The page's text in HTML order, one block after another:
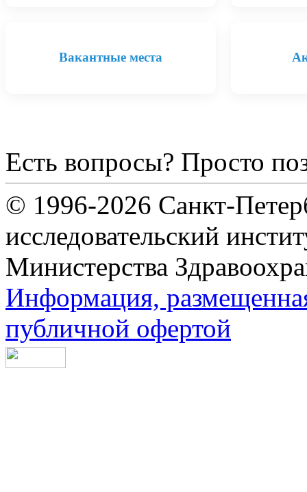
Вакантные места
Есть вопросы? Просто
© 1996-2026 Санкт-
исследовательский
Министерства
Информация,
публичной офертой